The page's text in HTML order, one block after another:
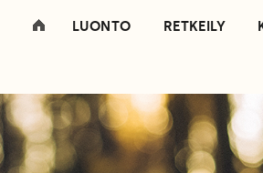
LUONTO RETKEILY